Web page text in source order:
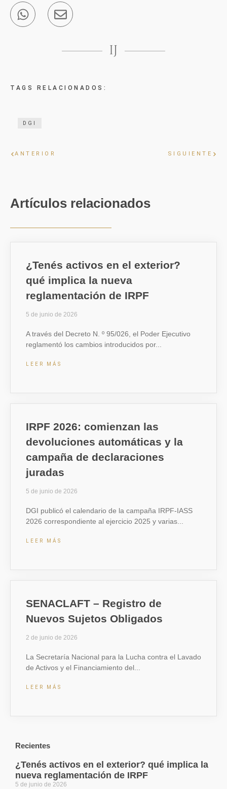
TAGS RELACIONADOS:
DGI
ANTERIOR SIGUIENTE
Artículos relacionados
¿Tenés activos en el exterior?
qué implica la nueva
reglamentación de IRPF
5 de junio de 2026
A través del Decreto N. º 95/026, el Poder Ejecutivo
reglamentó los cambios introducidos por
LEER MÁS
IRPF 2026: comienzan las
devoluciones automáticas y la
campaña de declaraciones
juradas
5 de junio de 2026
DGI publicó el calendario de la campaña IRPF-IASS
2026 correspondiente al ejercicio 2025 y varias
LEER MÁS
SENACLAFT – Registro de
Nuevos Sujetos Obligados
2 de junio de 2026
La Secretaría Nacional para la Lucha contra el Lavado
de Activos y el Financiamiento del
LEER MÁS
Recientes
¿Tenés activos en el exterior? qué implica la
nueva reglamentación de IRPF
5 de junio de 2026